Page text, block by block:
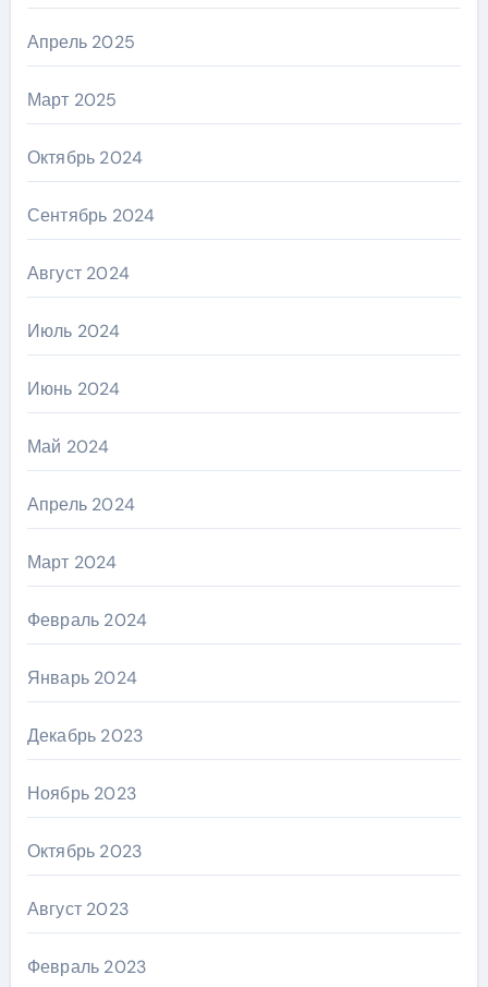
Апрель 2025
Март 2025
Октябрь 2024
Сентябрь 2024
Август 2024
Июль 2024
Июнь 2024
Май 2024
Апрель 2024
Март 2024
Февраль 2024
Январь 2024
Декабрь 2023
Ноябрь 2023
Октябрь 2023
Август 2023
Февраль 2023